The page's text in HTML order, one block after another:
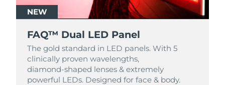
NEW
FAQ™ Dual LED Panel
The gold standard in LED panels. With 5
clinically proven wavelengths,
diamond‑shaped lenses & extremely
powerful LEDs. Designed for face & body.